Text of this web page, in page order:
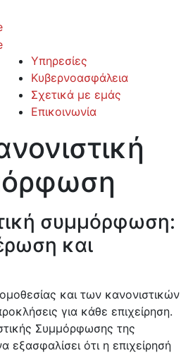
Υπηρεσίες
Κυβερνοασφάλεια
Σχετικά με εμάς
Επικοινωνία
συμμόρφωση:
και
και των κανονιστικών
για κάθε επιχείρηση.
Συμμόρφωσης της
εξασφαλίσει ότι η επιχείρησή